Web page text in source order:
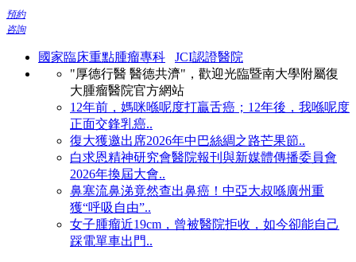
預約
咨詢
國家臨床重點腫瘤專科
JCI認證醫院
"厚德行醫 醫德共濟"，歡迎光臨暨南大學附屬復
大腫瘤醫院官方網站
12年前，媽咪喺呢度打贏舌癌；12年後，我喺呢度
正面交鋒乳癌..
復大獲邀出席2026年中巴絲綢之路芒果節..
白求恩精神研究會醫院報刊與新媒體傳播委員會
2026年換屆大會..
鼻塞流鼻涕竟然查出鼻癌！中亞大叔喺廣州重
獲“呼吸自由”..
女子腫瘤近19cm，曾被醫院拒收，如今卻能自己
踩電單車出門..